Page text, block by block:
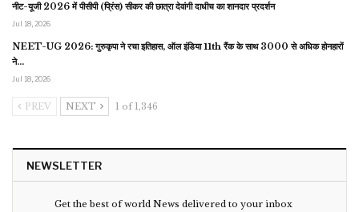
नीट-यूजी 2026 में पीसीपी (प्रिंस) सीकर की छात्रा देवांगी दाधीच का शानदार प्रदर्शन
Jul 18, 2026
NEET-UG 2026: गुरुकृपा ने रचा इतिहास, ऑल इंडिया 11th रैंक के साथ 3000 से अधिक होनहारों
ने…
Jul 18, 2026
PREV NEXT 1 of 1,346
NEWSLETTER
Get the best of world News delivered to your inbox